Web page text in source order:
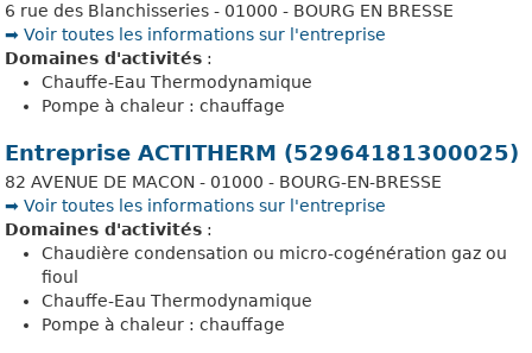
6 rue des Blanchisseries - 01000 - BOURG EN BRESSE
➡️ Voir toutes les informations sur l'entreprise
Domaines d'activités :
Chauffe-Eau Thermodynamique
Pompe à chaleur : chauffage
Entreprise ACTITHERM (52964181300025)
82 AVENUE DE MACON - 01000 - BOURG-EN-BRESSE
➡️ Voir toutes les informations sur l'entreprise
Domaines d'activités :
Chaudière condensation ou micro-cogénération gaz ou
fioul
Chauffe-Eau Thermodynamique
Pompe à chaleur : chauffage